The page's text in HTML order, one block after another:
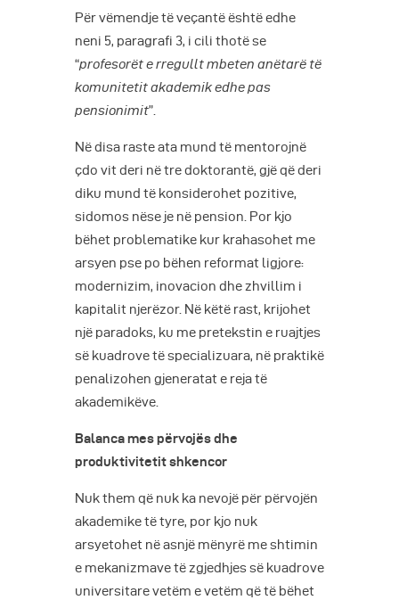
Për vëmendje të veçantë është edhe
neni 5, paragrafi 3, i cili thotë se
“profesorët e rregullt mbeten anëtarë të
komunitetit akademik edhe pas
pensionimit”.
Në disa raste ata mund të mentorojnë
çdo vit deri në tre doktorantë, gjë që deri
diku mund të konsiderohet pozitive,
sidomos nëse je në pension. Por kjo
bëhet problematike kur krahasohet me
arsyen pse po bëhen reformat ligjore:
modernizim, inovacion dhe zhvillim i
kapitalit njerëzor. Në këtë rast, krijohet
një paradoks, ku me pretekstin e ruajtjes
së kuadrove të specializuara, në praktikë
penalizohen gjeneratat e reja të
akademikëve.
Balanca mes përvojës dhe
produktivitetit shkencor
Nuk them që nuk ka nevojë për përvojën
akademike të tyre, por kjo nuk
arsyetohet në asnjë mënyrë me shtimin
e mekanizmave të zgjedhjes së kuadrove
universitare vetëm e vetëm që të bëhet